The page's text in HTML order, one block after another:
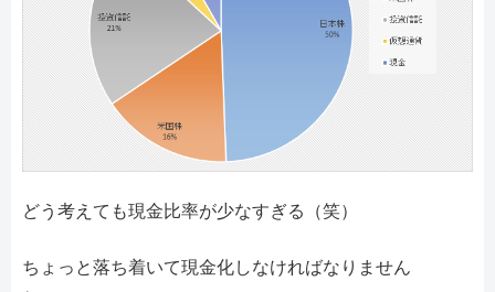
どう考えても現金比率が少なすぎる（笑）
ちょっと落ち着いて現金化しなければなりません